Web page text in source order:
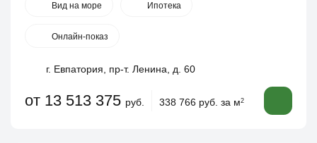
Вид на море Ипотека
Онлайн-показ
г. Евпатория, пр-т. Ленина, д. 60
от 13 513 375 руб. 338 766 руб. за м2